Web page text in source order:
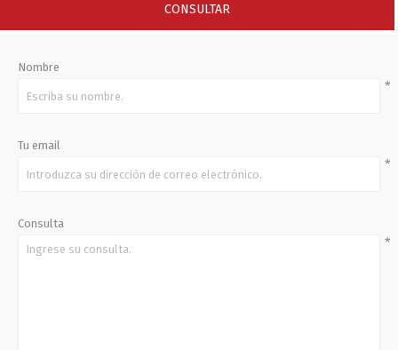
CONSULTAR
Nombre
*
Tu email
*
Consulta
*